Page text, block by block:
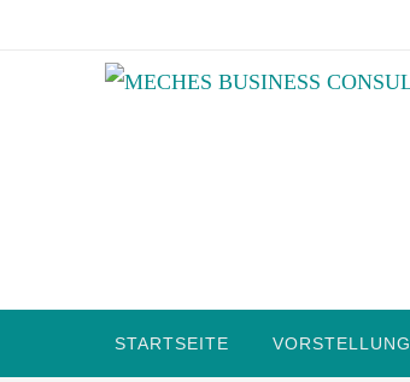
STARTSEITE VORSTELLUNG